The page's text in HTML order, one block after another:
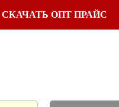
СКАЧАТЬ ОПТ ПРАЙС